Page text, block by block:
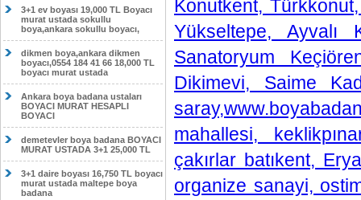
3+1 ev boyası 19,000 TL Boyacı
murat ustada sokullu
boya,ankara sokullu boyacı,
dikmen boya,ankara dikmen
boyacı,0554 184 41 66 18,000 TL
boyacı murat ustada
Ankara boya badana ustaları
BOYACI MURAT HESAPLI
BOYACI
demetevler boya badana BOYACI
MURAT USTADA 3+1 25,000 TL
3+1 daire boyası 16,750 TL boyacı
murat ustada maltepe boya
badana
Konutkent,
Yükseltepe, Ayvalı
Sanatoryum
Dikimevi, Saime
mahallesi,
çakırlar batıkent,
organize sanayi,